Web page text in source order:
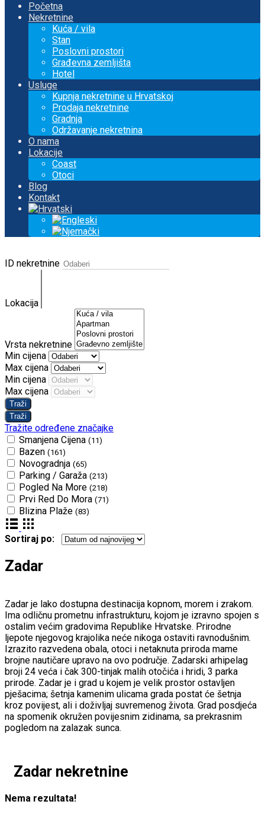
Početna
Nekretnine
Kuća / vila
Stan
Poslovni prostori
Građevna zemljišta
Hotel
Usluge
Kupnja nekretnine u Hrvatskoj
Prodaja nekretnine
Gradnja
Održavanje nekretnina
O nama
Lokacije
Coast
Otoci
Blog
Kontakt
ID nekretnine
Lokacija
Vrsta nekretnine
Min cijena
Max cijena
Min cijena
Max cijena
Tražite određene značajke
Smanjena Cijena (11)
Bazen (161)
Novogradnja (65)
Parking / Garaža (213)
Pogled Na More (218)
Prvi Red Do Mora (71)
Blizina Plaže (83)
Sortiraj po:
Zadar
Zadar je lako dostupna destinacija kopnom, morem i zrakom.
Ima odličnu prometnu infrastrukturu, kojom je izravno spojen s
ostalim većim gradovima Republike Hrvatske. Prirodne
ljepote njegovog krajolika neće nikoga ostaviti ravnodušnim.
Izrazito razvedena obala, otoci i netaknuta priroda mame
brojne nautičare upravo na ovo područje. Zadarski arhipelag
broji 24 veća i čak 300-tinjak malih otočića i hridi, 3 parka
prirode. Zadar je i grad u kojem je velik prostor ostavljen
pješacima; šetnja kamenim ulicama grada postat će šetnja
kroz povijest, ali i doživljaj suvremenog života. Grad posdjeća
na spomenik okružen povijesnim zidinama, sa prekrasnim
pogledom na zalazak sunca.
Zadar nekretnine
Nema rezultata!